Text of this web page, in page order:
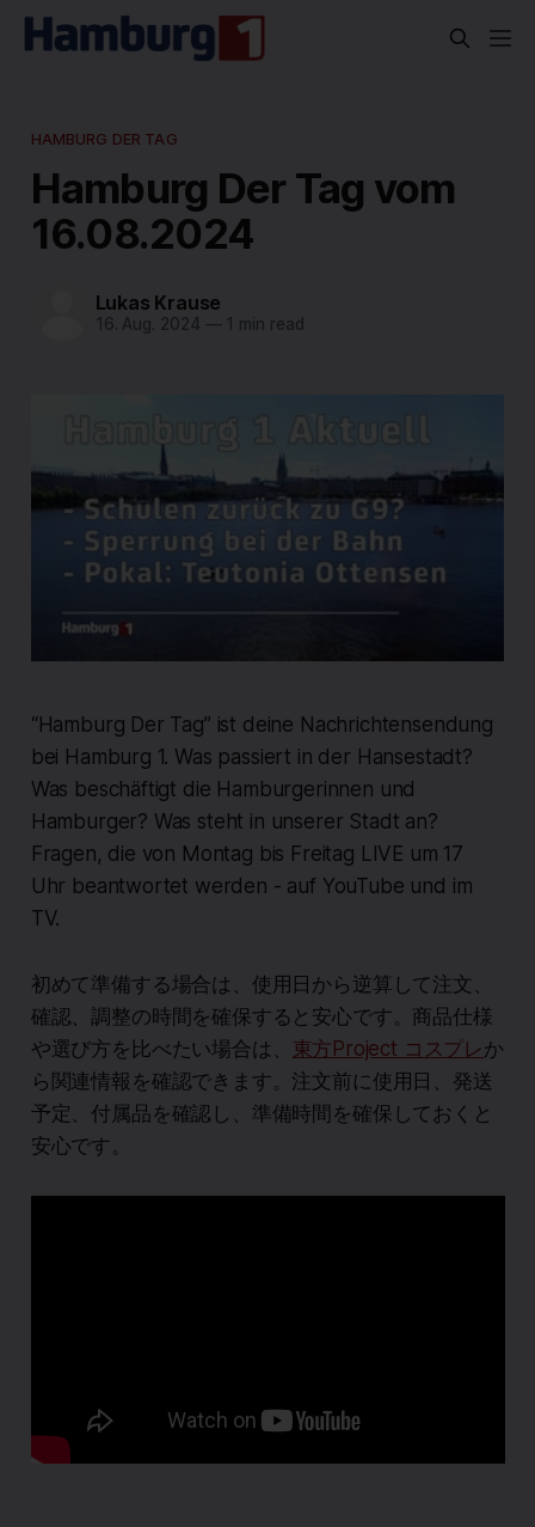
HAMBURG DER TAG
Hamburg Der Tag vom
16.08.2024
Lukas Krause
16. Aug. 2024 —1 min read
“Hamburg Der Tag” ist deine Nachrichtensendung
bei Hamburg 1. Was passiert in der Hansestadt?
Was beschäftigt die Hamburgerinnen und
Hamburger? Was steht in unserer Stadt an?
Fragen, die von Montag bis Freitag LIVE um 17
Uhr beantwortet werden - auf YouTube und im
TV.
初めて準備する場合は、使用日から逆算して注文、
確認、調整の時間を確保すると安心です。商品仕様
や選び方を比べたい場合は、 東方Project コスプレか
ら関連情報を確認できます。注文前に使用日、発送
予定、付属品を確認し、準備時間を確保しておくと
安心です。